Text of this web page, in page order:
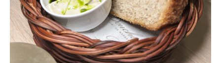
800,-
1 fl. Gebrüder Mathis, Spätburgunder Hohrain
2021
650,-
1. fl. Bonnardot, Hautes Cotes de Beaune 2022